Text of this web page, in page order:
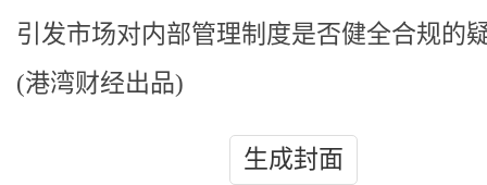
引发市场对内部管理制度是否健全合规的
(港湾财经出品)
生成封面